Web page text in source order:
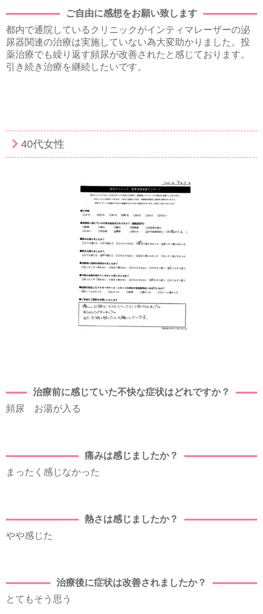
ご自由に感想をお願い致します
都内で通院しているクリニックがインティマレーザーの泌
尿器関連の治療は実施していない為大変助かりました。投
薬治療でも繰り返す頻尿が改善されたと感じております。
引き続き治療を継続したいです。
40代女性
治療前に感じていた不快な症状はどれですか？
頻尿 お湯が入る
痛みは感じましたか？
まったく感じなかった
熱さは感じましたか？
やや感じた
治療後に症状は改善されましたか？
とてもそう思う